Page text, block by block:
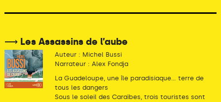
⟶ Les Assassins de l’aube
Auteur : Michel Bussi
Narrateur : Alex Fondja
La Guadeloupe, une île paradisiaque... terre de
tous les dangers
Sous le soleil des Caraïbes, trois touristes sont